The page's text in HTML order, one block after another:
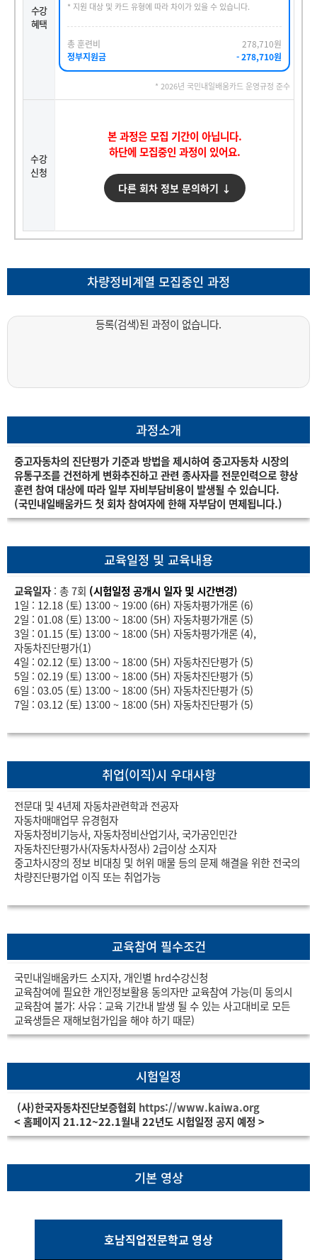
수강
혜택
* 지원 대상 및 카드 유형에 따라 차이가 있을 수 있습니다.
총 훈련비
278,710원
정부지원금
- 278,710원
* 2026년 국민내일배움카드 운영규정 준수
수강
신청
본 과정은 모집 기간이 아닙니다.
하단에 모집중인 과정이 있어요.
다른 회차 정보 문의하기 ↓
차량정비계열 모집중인 과정
등록(검색)된 과정이 없습니다.
과정소개
중고자동차의 진단평가 기준과 방법을 제시하여 중고자동차 시장의
유통구조를 건전하게 변화추진하고 관련 종사자를 전문인력으로 향상
훈련 참여 대상에 따라 일부 자비부담비용이 발생될 수 있습니다.
(국민내일배움카드 첫 회차 참여자에 한해 자부담이 면제됩니다.)
교육일정 및 교육내용
교육일자: 총 7회 (시험일정 공개시 일자 및 시간변경)
1일 : 12.18 (토) 13:00 ~ 19:00 (6H) 자동차평가개론 (6)
2일 : 01.08 (토) 13:00 ~ 18:00 (5H) 자동차평가개론 (5)
3일 : 01.15 (토) 13:00 ~ 18:00 (5H) 자동차평가개론 (4),
자동차진단평가(1)
4일 : 02.12 (토) 13:00 ~ 18:00 (5H) 자동차진단평가 (5)
5일 : 02.19 (토) 13:00 ~ 18:00 (5H) 자동차진단평가 (5)
6일 : 03.05 (토) 13:00 ~ 18:00 (5H) 자동차진단평가 (5)
7일 : 03.12 (토) 13:00 ~ 18:00 (5H) 자동차진단평가 (5)
취업(이직)시 우대사항
전문대 및 4년제 자동차관련학과 전공자
자동차매매업무 유경험자
자동차정비기능사, 자동차정비산업기사, 국가공인민간
자동차진단평가사(자동차사정사) 2급이상 소지자
중고차시장의 정보 비대칭 및 허위 매물 등의 문제 해결을 위한 전국의
차량진단평가업 이직 또는 취업가능
교육참여 필수조건
국민내일배움카드 소지자, 개인별 hrd수강신청
교육참여에 필요한 개인정보활용 동의자만 교육참여 가능(미 동의시
교육참여 불가: 사유 : 교육 기간내 발생 될 수 있는 사고대비로 모든
교육생들은 재해보험가입을 해야 하기 때문)
시험일정
(사)한국자동차진단보증협회 https://www.kaiwa.org
< 홈페이지 21.12~22.1월내 22년도 시험일정 공지 예정 >
기본 영상
호남직업전문학교 영상